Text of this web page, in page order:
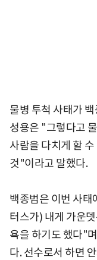
물병 투척 사태가
성용은 "그렇다고
사람을 다치게 할
것"이라고 말했다.
백종범은 이번 사
터스가) 내게 가운
욕을 하기도 했다"
다. 선수로서 하면